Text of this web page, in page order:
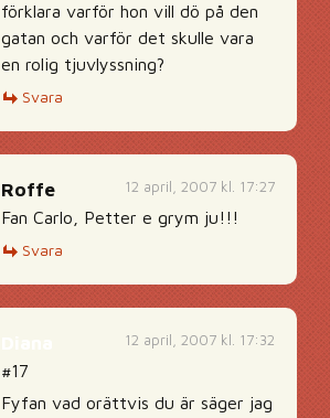
förklara varför hon vill dö på den
gatan och varför det skulle vara
en rolig tjuvlyssning?
Svara
12 april, 2007 kl. 17:27
Roffe
Fan Carlo, Petter e grym ju!!!
Svara
12 april, 2007 kl. 17:32
#17
Fyfan vad orättvis du är säger jag